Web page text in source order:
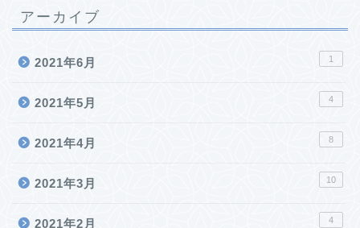
アーカイブ
2021年6月 1
2021年5月 4
2021年4月 8
2021年3月 10
2021年2月 4